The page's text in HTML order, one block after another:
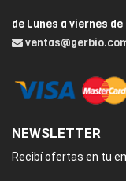
de Lunes a viernes de
NEWSLETTER
Recibí ofertas en tu